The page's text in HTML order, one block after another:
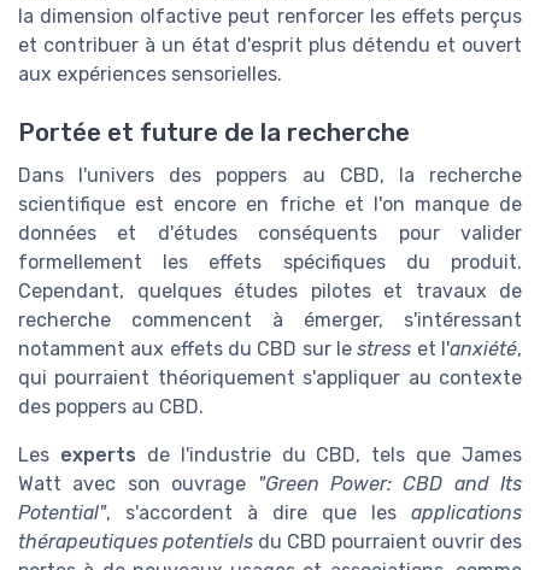
la dimension olfactive peut renforcer les effets perçus
et contribuer à un état d'esprit plus détendu et ouvert
aux expériences sensorielles.
Portée et future de la recherche
Dans l'univers des poppers au CBD, la recherche
scientifique est encore en friche et l'on manque de
données et d'études conséquents pour valider
formellement les effets spécifiques du produit.
Cependant, quelques études pilotes et travaux de
recherche commencent à émerger, s'intéressant
notamment aux effets du CBD sur lestress et l'anxiété,
qui pourraient théoriquement s'appliquer au contexte
des poppers au CBD.
Les experts de l'industrie du CBD, tels que James
Watt avec son ouvrage
"Green Power: CBD and Its
Potential", s'accordent à dire que les applications
thérapeutiques potentiels du CBD pourraient ouvrir des